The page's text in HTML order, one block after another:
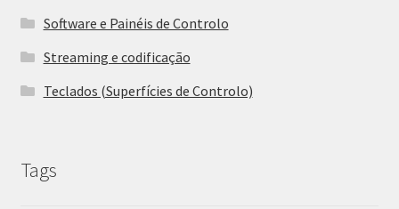
Software e Painéis de Controlo
Streaming e codificação
Teclados (Superfícies de Controlo)
Tags